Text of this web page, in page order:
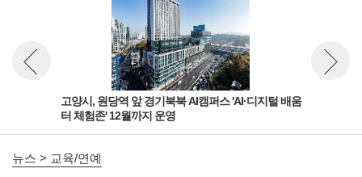
고양시, 원당역 앞 경기북북 AI캠퍼스 'AI·디지털 배움
터 체험존' 12월까지 운영
뉴스 이전보기
뉴스 > 교육/연예